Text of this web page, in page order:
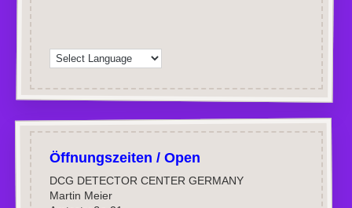
Öffnungszeiten / Open
DCG DETECTOR CENTER GERMANY
Martin Meier